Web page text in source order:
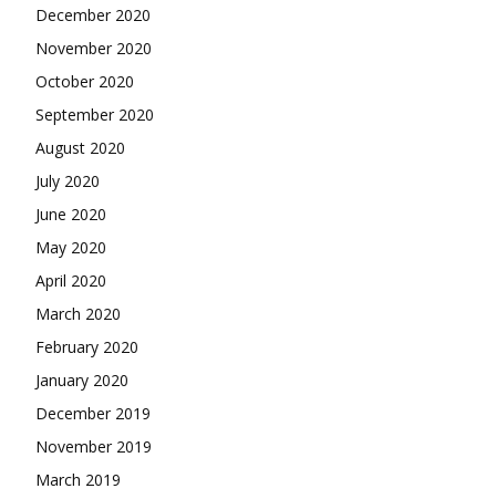
December 2020
November 2020
October 2020
September 2020
August 2020
July 2020
June 2020
May 2020
April 2020
March 2020
February 2020
January 2020
December 2019
November 2019
March 2019